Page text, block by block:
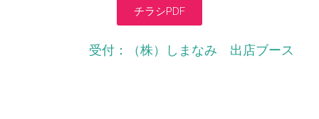
チラシPDF
受付：（株）しまなみ 出店ブース